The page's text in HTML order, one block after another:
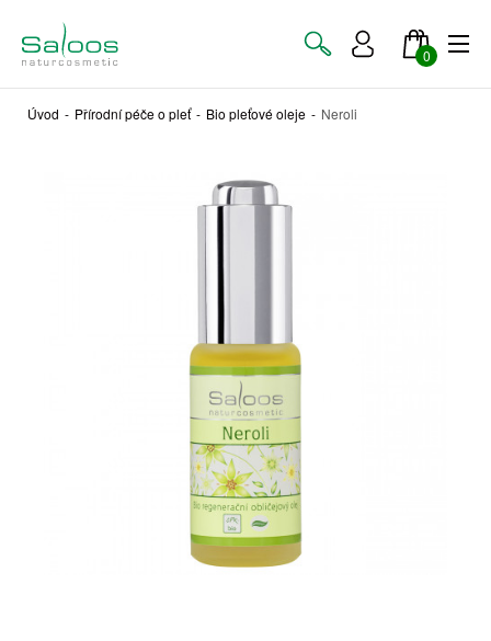
0
Úvod - Přírodní péče o pleť - Bio pleťové oleje - Neroli